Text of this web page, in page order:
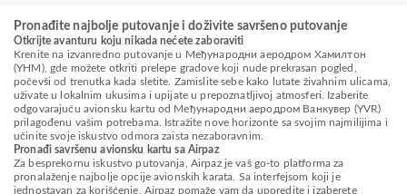
Pronađite najbolje putovanje i doživite savršeno putovanje
Otkrijte avanturu koju nikada nećete zaboraviti
Krenite na izvanredno putovanje u Међународни аеродром Хамилтон
(YHM), gde možete otkriti prelepe gradove koji nude prekrasan pogled,
počevši od trenutka kada sletite. Zamislite sebe kako lutate živahnim ulicama,
uživate u lokalnim ukusima i upijate u prepoznatljivoj atmosferi. Izaberite
odgovarajuću avionsku kartu od Међународни аеродром Ванкувер (YVR)
prilagođenu vašim potrebama. Istražite nove horizonte sa svojim najmilijima i
učinite svoje iskustvo odmora zaista nezaboravnim.
Pronađi savršenu avionsku kartu sa Airpaz
Za besprekornu iskustvo putovanja, Airpaz je vaš go-to platforma za
pronalaženje najbolje opcije avionskih karata. Sa interfejsom koji je
jednostavan za korišćenje, Airpaz pomaže vam da uporedite i izaberete